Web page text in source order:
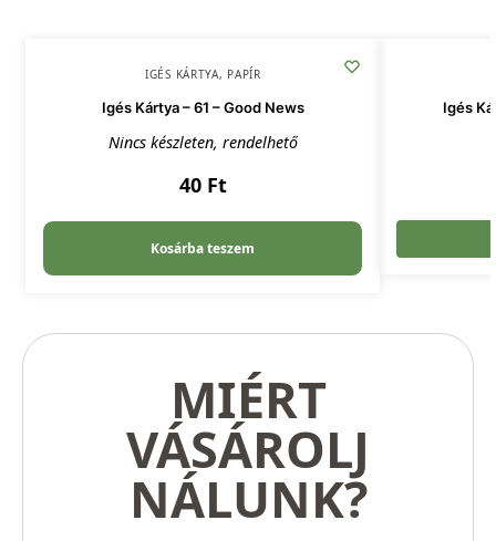
IGÉS KÁRTYA, PAPÍR
Igés Kártya – 61 – Good News
Nincs készleten, rendelhető
40 Ft
Kosárba teszem
Igés
MIÉRT
VÁSÁROLJ
NÁLUNK?